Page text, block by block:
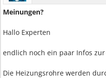
Meinungen?
Hallo Experten
endlich noch ein paar Infos
Die Heizungsrohre werden